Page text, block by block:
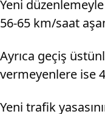
Yeni
56-65 km/saat
Ayrıca geçiş
vermeyenlere ise
Yeni trafik